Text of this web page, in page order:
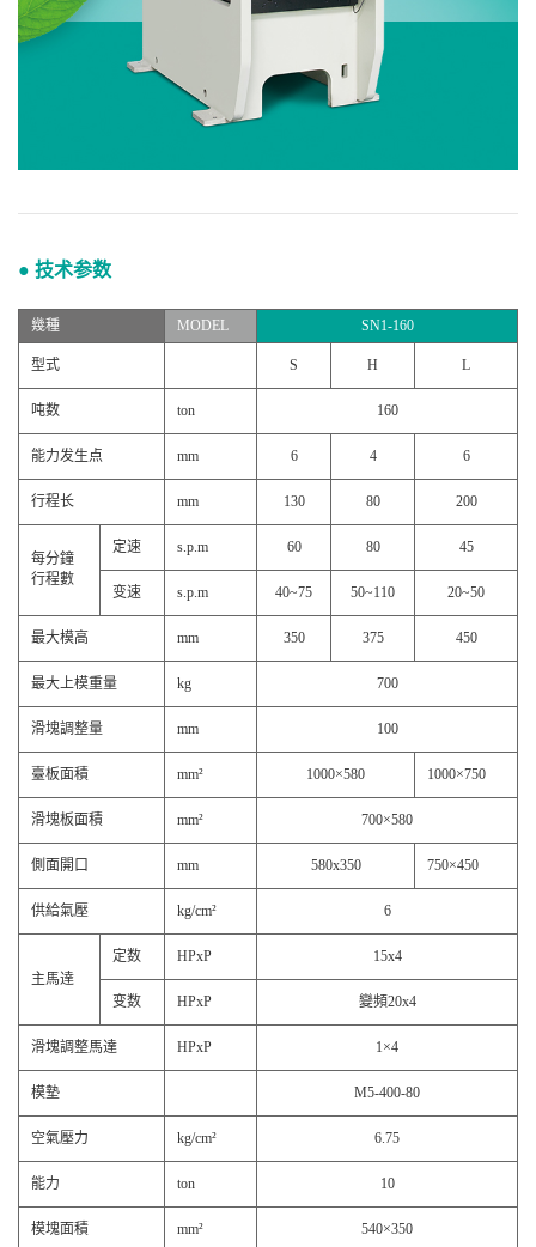
● 技术参数
幾種 MODEL SN1-160
型式 S H L
吨数 ton 160
能力发生点 mm 6 4 6
行程长 mm 130 80 200
每分鐘
行程數
定速 s.p.m 60 80 45
变速 s.p.m 40~75 50~110 20~50
最大模高 mm 350 375 450
最大上模重量 kg 700
滑塊調整量 mm 100
臺板面積 mm² 1000×580 1000×750
滑塊板面積 mm² 700×580
側面開口 mm 580x350 750×450
供給氣壓 kg/cm² 6
主馬達
定数 HPxP 15x4
变数 HPxP 變頻20x4
滑塊調整馬達 HPxP 1×4
模墊 M5-400-80
空氣壓力 kg/cm² 6.75
能力 ton 10
模塊面積 mm² 540×350